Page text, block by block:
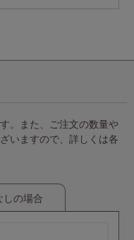
。また、ご注文の数量や
いますので、詳しくは各
しの場合